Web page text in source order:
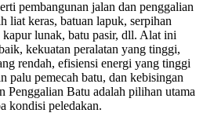
pembangunan jalan dan penggalian
liat keras, batuan lapuk, serpihan
kapur lunak, batu pasir, dll. Alat ini
kekuatan peralatan yang tinggi,
rendah, efisiensi energi yang tinggi
palu pemecah batu, dan kebisingan
Penggalian Batu adalah pilihan utama
kondisi peledakan.